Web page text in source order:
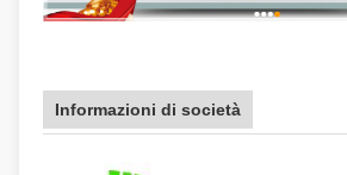
Informazioni di società